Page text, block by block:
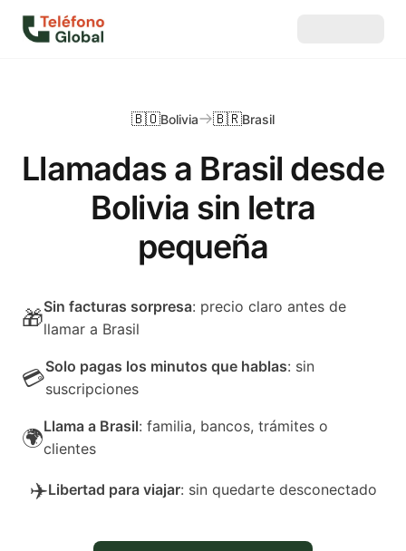
Llamadas a Brasil desde
Bolivia sin letra
pequeña
🇧🇴Bolivia 🇧🇷Brasil
🎁Sin facturas sorpresa: precio claro antes de
llamar a Brasil
💳Solo pagas los minutos que hablas: sin
suscripciones
🌍Llama a Brasil: familia, bancos, trámites o
clientes
✈️Libertad para viajar: sin quedarte desconectado